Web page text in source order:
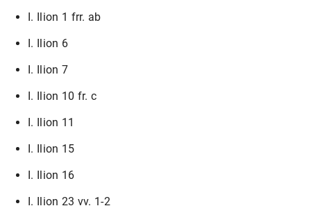
I. Ilion 1 frr. ab
I. Ilion 6
I. Ilion 7
I. Ilion 10 fr. c
I. Ilion 11
I. Ilion 15
I. Ilion 16
I. Ilion 23 vv. 1-2